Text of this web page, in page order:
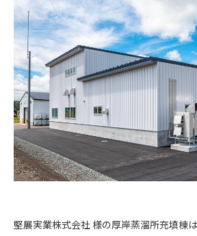
堅展実業株式会社 様の厚岸蒸溜所充填棟